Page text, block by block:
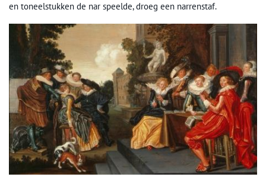
en toneelstukken de nar speelde, droeg een narrenstaf.